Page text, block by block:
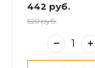
442 руб.
520 руб.